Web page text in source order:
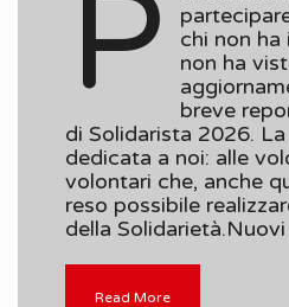
P
chi non ha
non ha
breve
di Solidarista 2026.
dedicata a noi: alle
volontari che, anche
reso possibile
della
Read More